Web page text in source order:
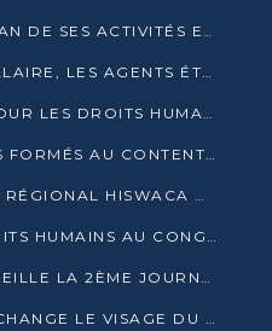
LA SOPRIM DRESSE LE BILAN DE SES ACTIVITÉS ET FIXE DE NOUVELLES PRIORITÉS
DGMRFE : 16 MOIS SANS SALAIRE, LES AGENTS ÉTOUFFENT DANS LE SILENCE
LE SLAM ÉLÈVE LA VOIX POUR LES DROITS HUMAINS À BRAZZAVILLE
JUSTICE : DES MAGISTRATS FORMÉS AU CONTENTIEUX DE LA PROPRIÉTÉ INTELLECTUELLE
STATISTIQUES : LE PROJET RÉGIONAL HISWACA OFFICIELLEMENT LANCÉ AU CONGO
4182 VIOLATIONS DES DROITS HUMAINS AU CONGO EN 2025 SELON LE CAD
PNLS : BRAZZAVILLE ACCUEILLE LA 2ÈME JOURNÉE SCIENTIFIQUE SUR LE VIH/SIDA
PESTY KANGA, L’OPV QUI CHANGE LE VISAGE DU REPORTAGE AU CONGO